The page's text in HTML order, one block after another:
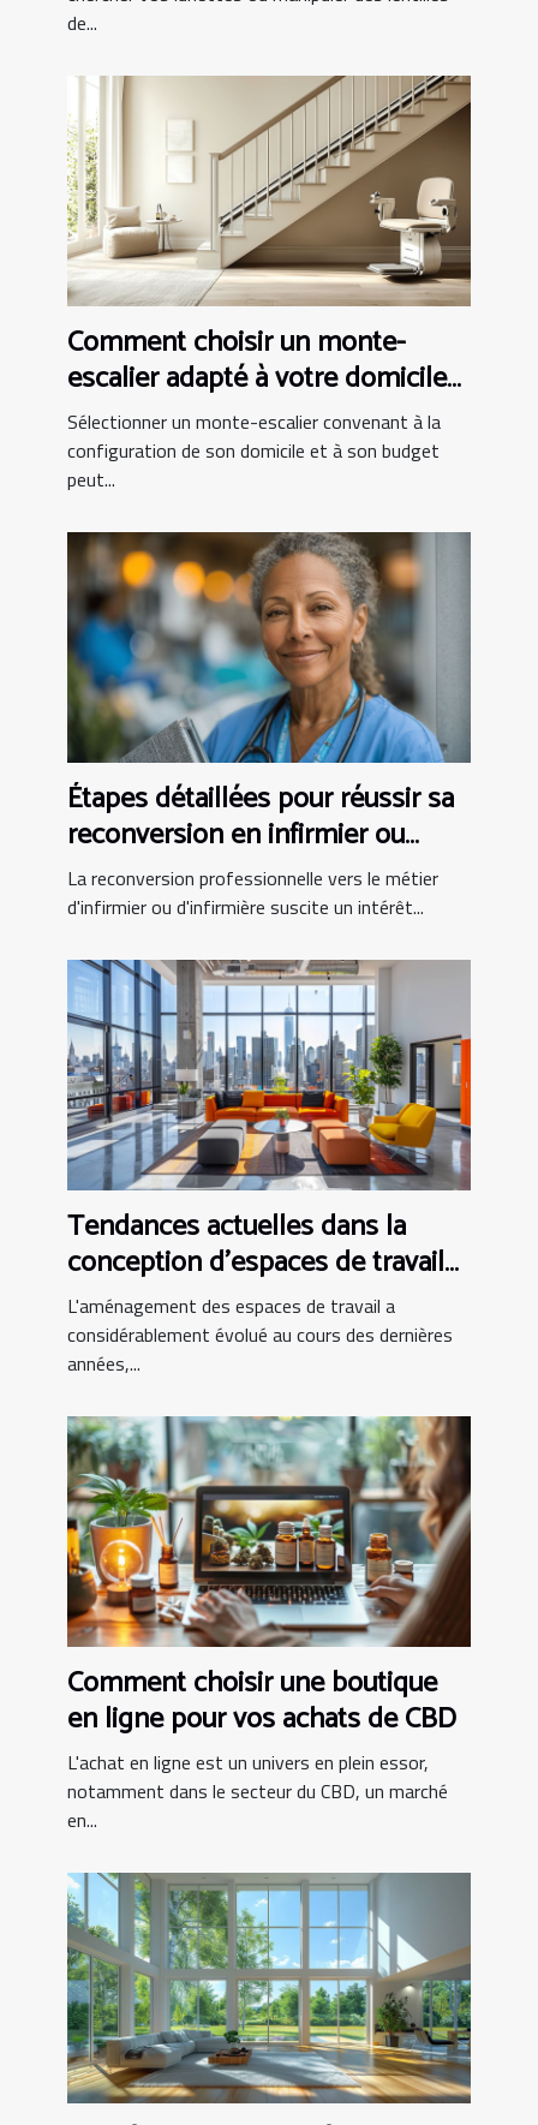
de...
Comment choisir un monte-
escalier adapté à votre domicile
et budget
Sélectionner un monte-escalier convenant à la
configuration de son domicile et à son budget
peut...
Étapes détaillées pour réussir sa
reconversion en infirmier ou
infirmière
La reconversion professionnelle vers le métier
d'infirmier ou d'infirmière suscite un intérêt...
Tendances actuelles dans la
conception d'espaces de travail
modernes
L'aménagement des espaces de travail a
considérablement évolué au cours des dernières
années,...
Comment choisir une boutique
en ligne pour vos achats de CBD
L'achat en ligne est un univers en plein essor,
notamment dans le secteur du CBD, un marché
en...